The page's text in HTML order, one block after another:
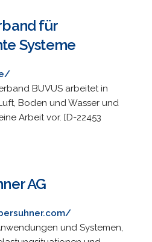
für
Systeme
BUVUS arbeitet in
Boden und Wasser und
Arbeit vor. [D-22453
AG
und Systemen,